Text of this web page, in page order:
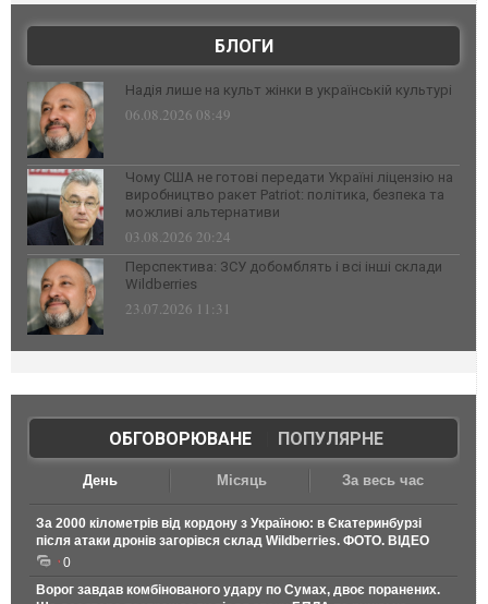
БЛОГИ
Надія лише на культ жінки в українській культурі
06.08.2026 08:49
Чому США не готові передати Україні ліцензію на
виробництво ракет Patriot: політика, безпека та
можливі альтернативи
03.08.2026 20:24
Перспектива: ЗСУ добомблять і всі інші склади
Wildberries
23.07.2026 11:31
ОБГОВОРЮВАНЕ| ПОПУЛЯРНЕ
День Місяць За весь час
За 2000 кілометрів від кордону з Україною: в Єкатеринбурзі
після атаки дронів загорівся склад Wildberries. ФОТО. ВІДЕО
0
Ворог завдав комбінованого удару по Сумах, двоє поранених.